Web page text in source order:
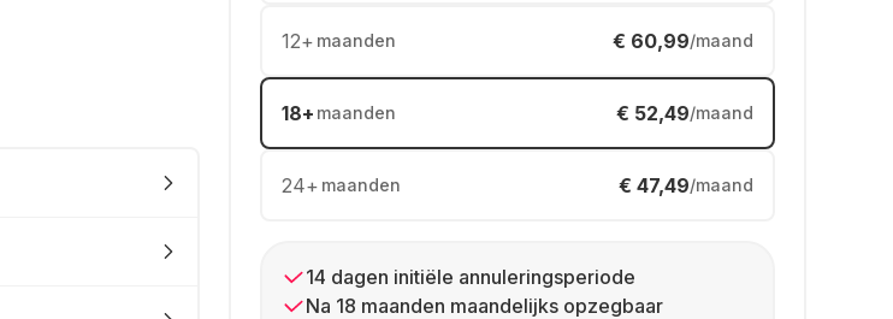
12+ maanden € 60,99/maand
18+ maanden € 52,49/maand
24+ maanden € 47,49/maand
14 dagen initiële annuleringsperiode
Na 18 maanden maandelijks opzegbaar